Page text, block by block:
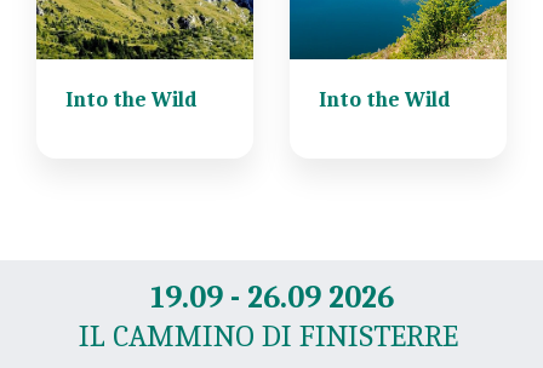
Into the Wild Into the Wild
19.09 - 26.09 2026
IL CAMMINO DI FINISTERRE